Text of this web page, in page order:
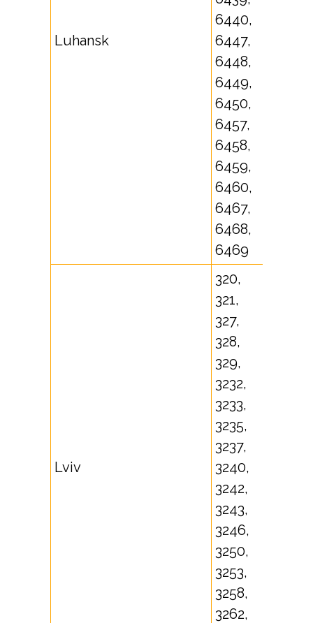
Luhansk
6440,
6447,
6448,
6449,
6450,
6457,
6458,
6459,
6460,
6467,
6468,
6469
Lviv
320,
321,
327,
328,
329,
3232,
3233,
3235,
3237,
3240,
3242,
3243,
3246,
3250,
3253,
3258,
3262,